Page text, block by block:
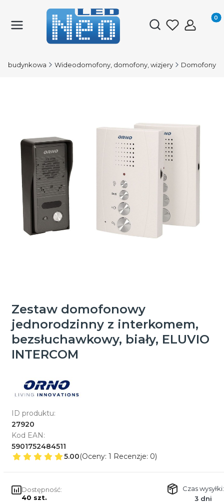
Otwórz
budynkowa Wideodomofony, domofony, wizjery Domofony
Zestaw domofonowy
jednorodzinny z interkomem,
bezsłuchawkowy, biały, ELUVIO
INTERCOM
ID produktu:
27920
Kod EAN:
5901752484511
5.00(Oceny: 1 Recenzje: 0)
Dostępność:
40 szt.
Czas wysyłki:
3 dni